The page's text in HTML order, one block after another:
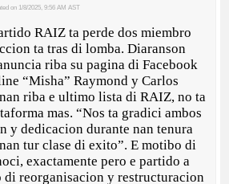
on 1/8/2025, 9:56 AM AST
RAIZ ta perde dos miembro
ta tras di lomba. Diaranson
riba su pagina di Facebook
“Misha” Raymond y Carlos
riba e ultimo lista di RAIZ, no ta
mas. “Nos ta gradici ambos
y dedicacion durante nan tenura
tur clase di exito”. E motibo di
exactamente pero e partido a
di reorganisacion y restructuracion